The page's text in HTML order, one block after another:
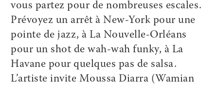
vous partez pour de nombreuses escales.
Prévoyez un arrêt à New-York pour une
pointe de jazz, à La Nouvelle-Orléans
pour un shot de wah-wah funky, à La
Havane pour quelques pas de salsa.
L’artiste invite Moussa Diarra (Wamian